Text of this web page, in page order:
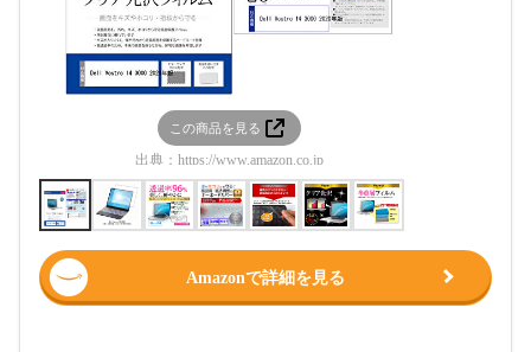
この商品を見る
出典： https://www.amazon.co.jp
Amazonで詳細を見る